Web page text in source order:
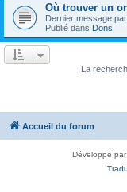
Où trouver un
Dernier message par
Publié dans Dons
La
Accueil du forum
Développé par